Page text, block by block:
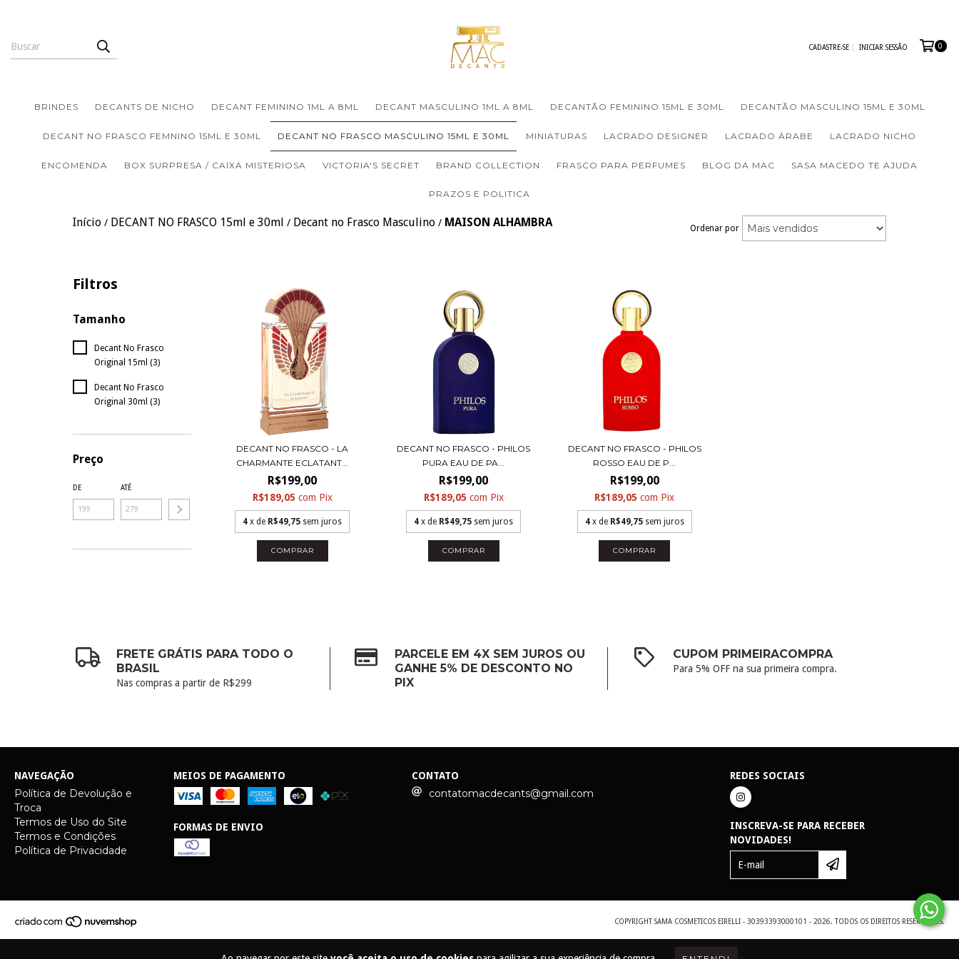
CADASTRE-SE INICIAR SESSÃO 0
BRINDES DECANTS DE NICHO DECANT FEMININO 1ML A 8ML DECANT MASCULINO 1ML A 8ML DECANTÃO FEMININO 15ML E 30ML DECANTÃO MASCULINO 15ML E 30ML
DECANT NO FRASCO FEMNINO 15ML E 30ML DECANT NO FRASCO MASCULINO 15ML E 30ML MINIATURAS LACRADO DESIGNER LACRADO ÁRABE LACRADO NICHO
ENCOMENDA BOX SURPRESA / CAIXA MISTERIOSA VICTORIA'S SECRET BRAND COLLECTION FRASCO PARA PERFUMES BLOG DA MAC SASA MACEDO TE AJUDA
PRAZOS E POLITICA
Início / DECANT NO FRASCO 15ml e 30ml / Decant no Frasco Masculino / MAISON ALHAMBRA Ordenar por
Filtros
Tamanho
Decant No Frasco
Original 15ml (3)
Decant No Frasco
Original 30ml (3)
Preço
DE ATÉ
DECANT NO FRASCO - LA
CHARMANTE ECLATANT...
R$199,00
R$189,05 com Pix
4 x de R$49,75 sem juros
COMPRAR
DECANT NO FRASCO - PHILOS
PURA EAU DE PA...
R$199,00
R$189,05 com Pix
4 x de R$49,75 sem juros
COMPRAR
DECANT NO FRASCO - PHILOS
ROSSO EAU DE P...
R$199,00
R$189,05com Pix
4 x de R$49,75 sem juros
COMPRAR
FRETE GRÁTIS PARA TODO O
BRASIL
Nas compras a partir de R$299
PARCELE EM 4X SEM JUROS OU
GANHE 5% DE DESCONTO NO
PIX
CUPOM PRIMEIRACOMPRA
Para 5% OFF na sua primeira compra.
NAVEGAÇÃO
Política de Devolução e
Troca
Termos de Uso do Site
Termos e Condições
Política de Privacidade
MEIOS DE PAGAMENTO
FORMAS DE ENVIO
CONTATO
contatomacdecants@gmail.com
REDES SOCIAIS
INSCREVA-SE PARA RECEBER
NOVIDADES!
COPYRIGHT SAMA COSMETICOS EIRELLI - 30393393000101 - 2026. TODOS OS DIREITOS RESERVADOS.